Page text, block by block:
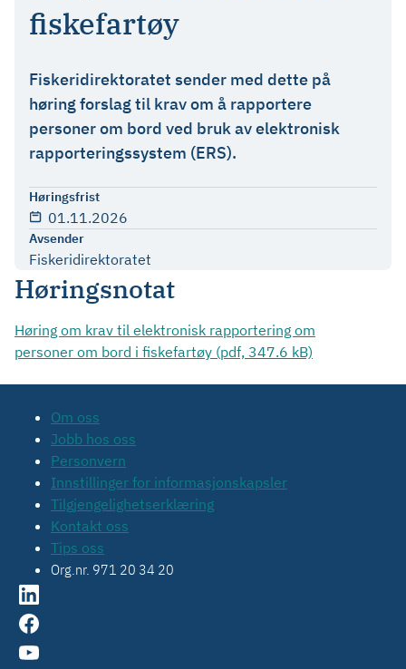
fiskefartøy
Fiskeridirektoratet sender med dette på
høring forslag til krav om å rapportere
personer om bord ved bruk av elektronisk
rapporteringssystem (ERS).
Høringsfrist
01.11.2026
Avsender
Fiskeridirektoratet
Høringsnotat
Høring om krav til elektronisk rapportering om
personer om bord i fiskefartøy (pdf, 347.6 kB)
Om oss
Jobb hos oss
Personvern
Innstillinger for informasjonskapsler
Tilgjengelighetserklæring
Kontakt oss
Tips oss
Org.nr. 971 20 34 20